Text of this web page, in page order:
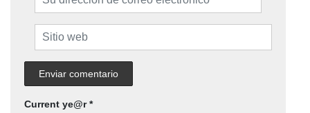
Current ye@r*